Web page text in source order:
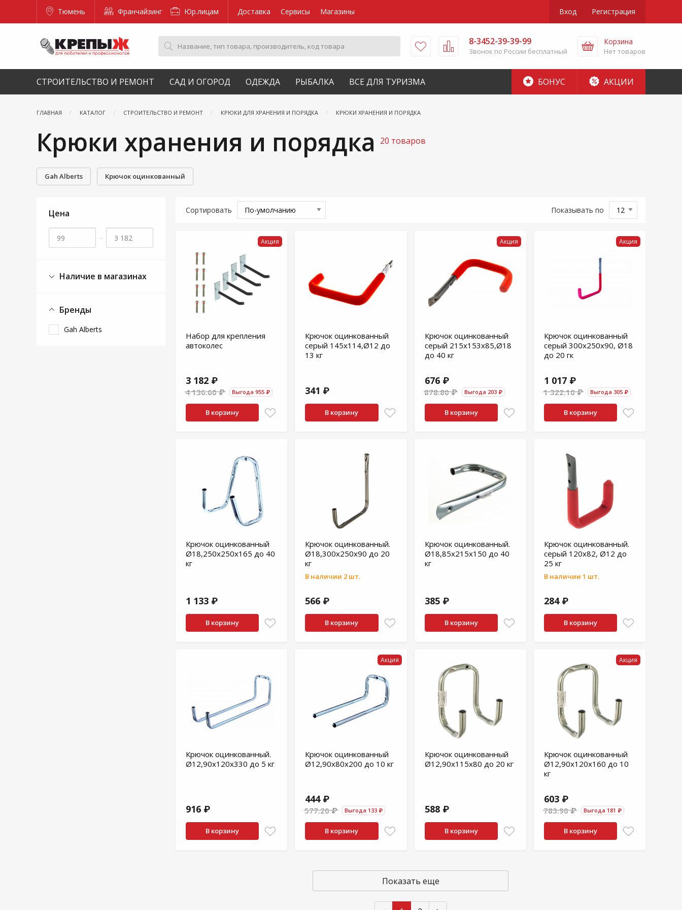
Тюмень Франчайзинг Юр.лицам Доставка Сервисы Магазины Вход Регистрация
8-3452-39-39-99
Звонок по России бесплатный
Корзина
Нет товаров
СТРОИТЕЛЬСТВО И РЕМОНТ САД И ОГОРОД ОДЕЖДА РЫБАЛКА ВСЕ ДЛЯ ТУРИЗМА БОНУС АКЦИИ
ГЛАВНАЯ КАТАЛОГ СТРОИТЕЛЬСТВО И РЕМОНТ КРЮКИ ДЛЯ ХРАНЕНИЯ И ПОРЯДКА КРЮКИ ХРАНЕНИЯ И ПОРЯДКА
Крюки хранения и порядка 20 товаров
Gah Alberts Крючок оцинкованный
Цена
–
Наличие в магазинах
Бренды
Gah Alberts
Сортировать Показывать по
Акция
Набор для крепления
автоколес
3 182 ₽
4 136.60 ₽ Выгода 955 ₽
В корзину
Крючок оцинкованный
серый 145x114,Ø12 до
13 кг
341 ₽
В корзину
Акция
Крючок оцинкованный
серый 215x153х85,Ø18
до 40 кг
676 ₽
878.80 ₽ Выгода 203 ₽
В корзину
Акция
Крючок оцинкованный
серый 300x250х90, Ø18
до 20 гк
1 017 ₽
1 322.10 ₽ Выгода 305 ₽
В корзину
Крючок оцинкованный
Ø18,250х250х165 до 40
кг
1 133 ₽
В корзину
Крючок оцинкованный.
Ø18,300x250х90 до 20
кг
В наличии 2 шт.
566 ₽
В корзину
Крючок оцинкованный.
Ø18,85х215х150 до 40
кг
385 ₽
В корзину
Крючок оцинкованный.
серый 120x82, Ø12 до
25 кг
В наличии 1 шт.
284 ₽
В корзину
Крючок оцинкованный.
Ø12,90x120x330 до 5 кг
916 ₽
В корзину
Акция
Крючок оцинкованный
Ø12,90x80x200 до 10 кг
444 ₽
577.20 ₽ Выгода 133 ₽
В корзину
Крючок оцинкованный
Ø12,90x115x80 до 20 кг
588 ₽
В корзину
Акция
Крючок оцинкованный
Ø12,90x120x160 до 10
кг
603 ₽
783.90 ₽ Выгода 181 ₽
В корзину
Показать еще